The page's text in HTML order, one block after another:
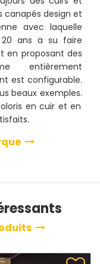
canapés design et
avec laquelle
20 ans a su faire
en proposant des
entièrement
est configurable.
beaux exemples.
en cuir et en